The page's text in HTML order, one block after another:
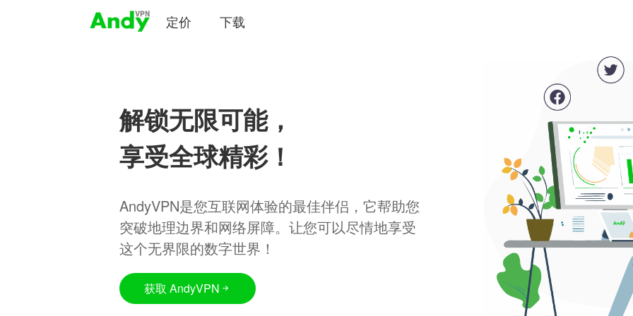
定价 下载
解锁无限可能，
享受全球精彩！
AndyVPN是您互联网体验的最佳伴侣，它帮助您
突破地理边界和网络屏障。让您可以尽情地享受
这个无界限的数字世界！
获取 AndyVPN